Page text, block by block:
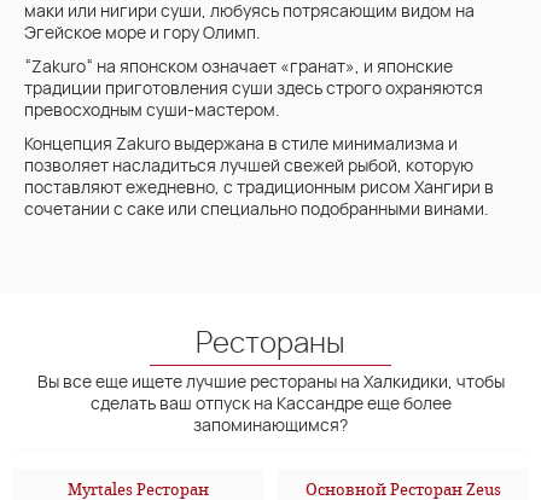
маки или нигири суши, любуясь потрясающим видом на
Эгейское море и гору Олимп.
“Zakuro“ на японском означает «гранат», и японские
традиции приготовления суши здесь строго охраняются
превосходным суши-мастером.
Концепция Zakuro выдержана в стиле минимализма и
позволяет насладиться лучшей свежей рыбой, которую
поставляют ежедневно, с традиционным рисом Хангири в
сочетании с саке или специально подобранными винами.
Рестораны
Вы все еще ищете лучшие рестораны на Халкидики, чтобы
сделать ваш отпуск на Кассандре еще более
запоминающимся?
Myrtales Ресторан Основной Ресторан Zeus